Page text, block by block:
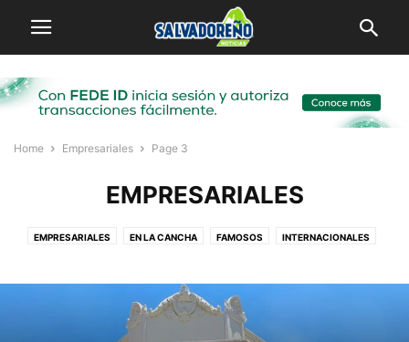
Home Empresariales Page 3
EMPRESARIALES
EMPRESARIALES EN LA CANCHA FAMOSOS INTERNACIONALES